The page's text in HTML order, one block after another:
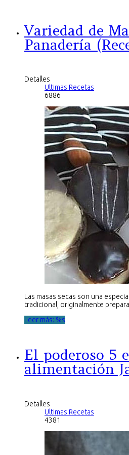
Variedad de
Panadería
Detalles
Ultimas Recetas
6886
Las masas secas son una
tradicional, originalmente
Leer más: %s
El poderoso 5
alimentación
Detalles
Ultimas Recetas
4381